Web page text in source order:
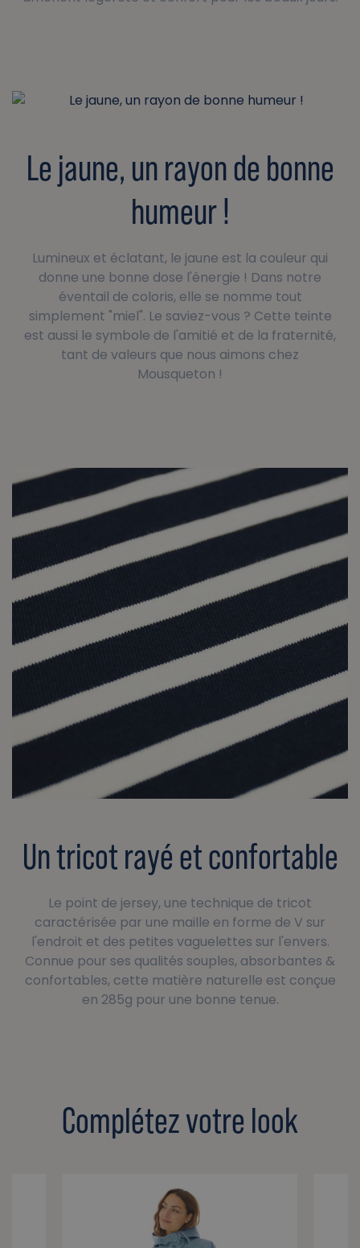
Le jaune, un rayon de bonne
humeur !
Lumineux et éclatant, le jaune est la couleur qui
donne une bonne dose l'énergie ! Dans notre
éventail de coloris, elle se nomme tout
simplement "miel". Le saviez-vous ? Cette teinte
est aussi le symbole de l'amitié et de la fraternité,
tant de valeurs que nous aimons chez
Mousqueton !
Un tricot rayé et confortable
Le point de jersey, une technique de tricot
caractérisée par une maille en forme de V sur
l'endroit et des petites vaguelettes sur l'envers.
Connue pour ses qualités souples, absorbantes &
confortables, cette matière naturelle est conçue
en 285g pour une bonne tenue.
Complétez votre look